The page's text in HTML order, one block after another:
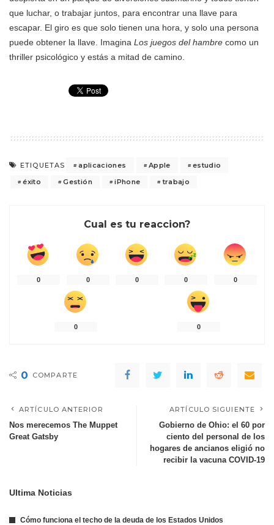
que luchar, o trabajar juntos, para encontrar una llave para
escapar. El giro es que solo tienen una hora, y solo una persona
puede obtener la llave. Imagina Los juegos del hambre como un
thriller psicológico y estás a mitad de camino.
ETIQUETAS aplicaciones Apple
estudio
éxito
Gestión iPhone trabajo
Cual es tu reaccion?
0 0 0 0 0
0 0
0 COMPARTE
ARTÍCULO ANTERIOR
Nos merecemos The Muppet
Great Gatsby
ARTÍCULO SIGUIENTE
Gobierno de Ohio: el 60 por
ciento del personal de los
hogares de ancianos eligió no
recibir la vacuna COVID-19
Ultima Noticias
Cómo funciona el techo de la deuda de los Estados Unidos